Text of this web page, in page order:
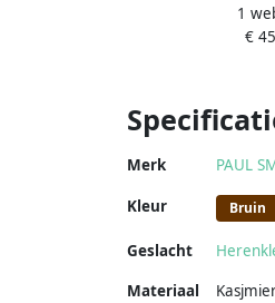
Gebreide
1
€
Merk PAUL
Kleur Bruin
Geslacht
Materiaal